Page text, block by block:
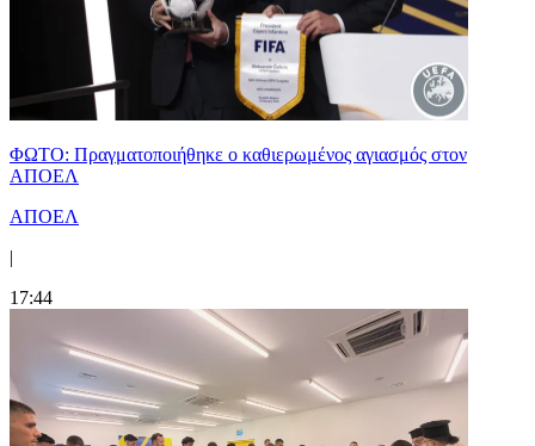
ΦΩΤΟ: Πραγματοποιήθηκε ο καθιερωμένος αγιασμός στον
ΑΠΟΕΛ
ΑΠΟΕΛ
|
17:44